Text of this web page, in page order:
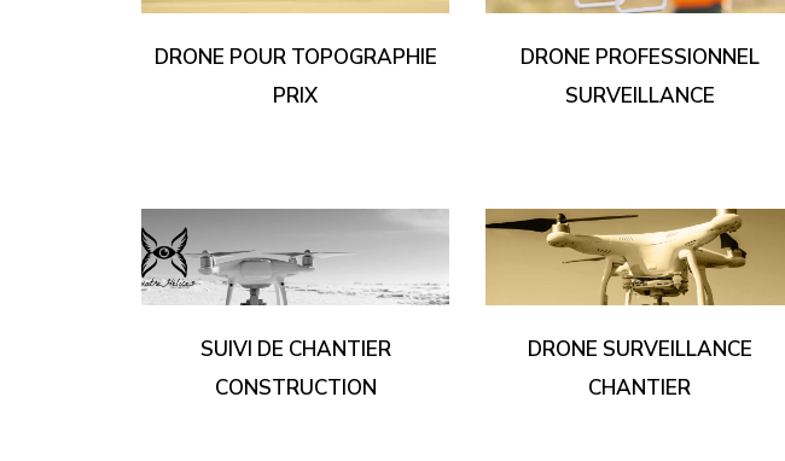
DRONE POUR TOPOGRAPHIE
PRIX
DRONE PROFESSIONNEL
SURVEILLANCE
SUIVI DE CHANTIER
CONSTRUCTION
DRONE SURVEILLANCE
CHANTIER